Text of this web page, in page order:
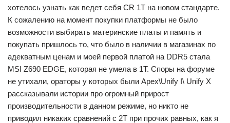
хотелось узнать как ведет себя CR 1T на новом стандарте.
К сожалению на момент покупки платформы не было
возможности выбирать материнские платы и память и
покупать пришлось то, что было в наличии в магазинах по
адекватным ценам и моей первой платой на DDR5 стала
MSI Z690 EDGE, которая не умела в 1Т. Споры на форуме
не утихали, ораторы у которых были Apex\Unify I\ Unify X
рассказывали истории про огромный прирост
производительности в данном режиме, но никто не
приводил никаких сравнений с 2Т при прочих равных, как я